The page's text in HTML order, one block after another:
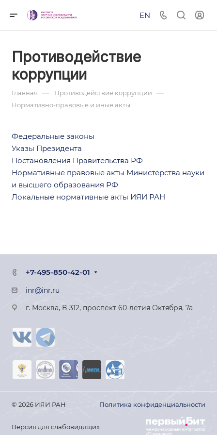
EN
Противодействие
коррупции
Главная — Противодействие коррупции —
Нормативно-правовые и иные акты
Федеральные законы
Указы Президента
Постановления Правительства РФ
Нормативные правовые акты Министерства науки
и высшего образования РФ
Локальные нормативные акты ИЯИ РАН
+7-495-850-42-01
inr@inr.ru
г. Москва, В-312, проспект 60-летия Октября, 7а
© 2026 ИЯИ РАН Политика конфиденциальности
Версия для слабовидящих